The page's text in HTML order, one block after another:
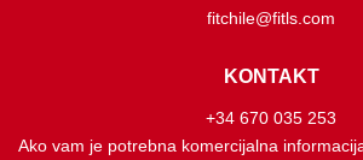
fitchile@fitls.com
KONTAKT
+34 670 035 253
Ako vam je potrebna komercijalna